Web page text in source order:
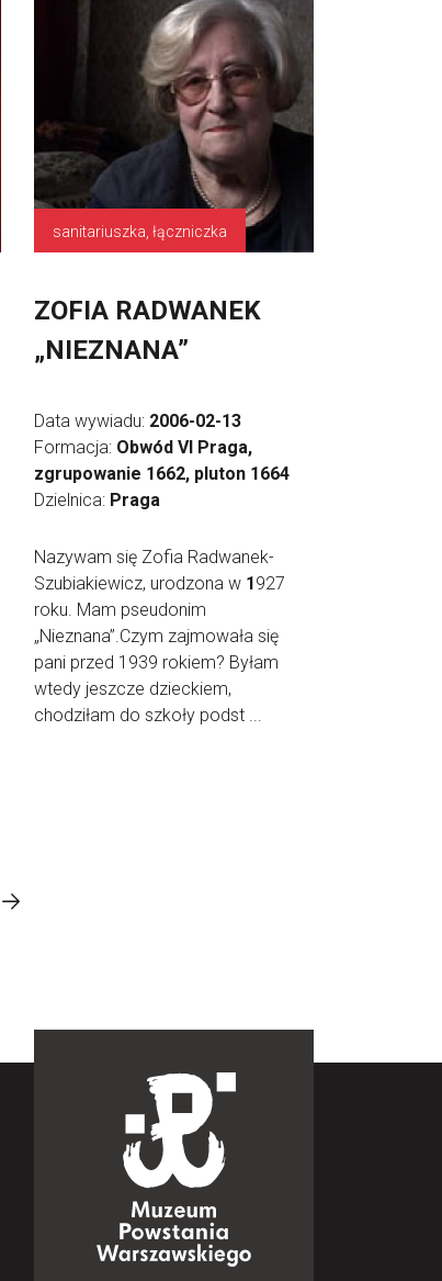
sanitariuszka, łączniczka
ZOFIA RADWANEK
„NIEZNANA”
Data wywiadu: 2006-02-13
Formacja: Obwód VI Praga,
zgrupowanie 1662, pluton 1664
Dzielnica: Praga
Nazywam się Zofia Radwanek-
Szubiakiewicz, urodzona w 1927
roku. Mam pseudonim
„Nieznana”.Czym zajmowała się
pani przed 1939 rokiem? Byłam
wtedy jeszcze dzieckiem,
chodziłam do szkoły podst ...